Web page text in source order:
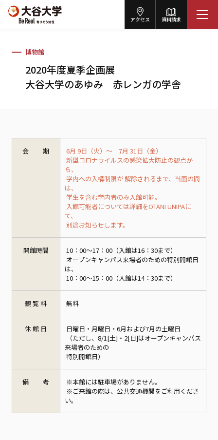
アクセス 資料請求
博物館
2020年度夏季企画展
大谷大学のあゆみ 赤レンガの学舎
会 期
6月 9日（火）～ 7月 31日（金）
新型コロナウイルスの感染拡大防止の観点か
ら、
学内への入構制限が 解除されるまで、当面の間
は、
学生を含む学内者のみ入館可能。
入館可能者については詳細をOTANI UNIPAに
て、
別途お知らせします。
開館時間
10：00～17：00（入館は16：30まで）
オープンキャンパス来場者のための特別開館日
は、
10：00～15：00（入館は14：30まで）
観 覧 料 無料
休 館 日
日曜日・月曜日・6月および7月の土曜日
（ただし、8/1[土]・2[日]はオープンキャンパス
来場者のための
特別開館日）
備 考
※本館には駐車場がありません。
※ご来館の際は、公共交通機関をご利用くださ
い。